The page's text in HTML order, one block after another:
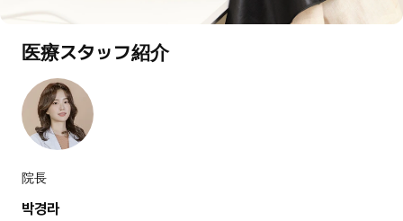
医療スタッフ紹介
院長
박경라